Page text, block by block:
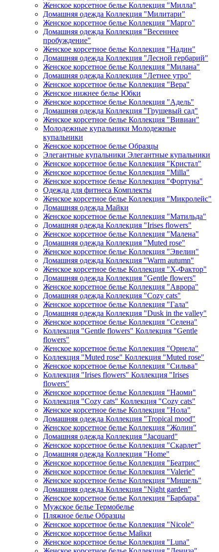
Женское корсетное белье Коллекция "Милла"
Домашняя одежда Коллекция "Милитари"
Женское корсетное белье Коллекция "Марго"
Домашняя одежда Коллекция "Весеннее
пробуждение"
Женское корсетное белье Коллекция "Надин"
Домашняя одежда Коллекция "Лесной гербарий"
Женское корсетное белье Коллекция "Милана"
Домашняя одежда Коллекция "Летнее утро"
Женское корсетное белье Коллекция "Вера"
Женское нижнее белье Юбки
Женское корсетное белье Коллекция "Адель"
Домашняя одежда Коллекция "Грушевый сад"
Женское корсетное белье Коллекция "Вивиан"
Молодежные купальники Молодежные
купальники
Женское корсетное белье Образцы
Элегантные купальники Элегантные купальники
Женское корсетное белье Коллекция "Кристал"
Женское корсетное белье Коллекция "Milla"
Женское корсетное белье Коллекция "Фортуна"
Одежда для фитнеса Комплекты
Женское корсетное белье Коллекция "Микролейс"
Домашняя одежда Майки
Женское корсетное белье Коллекция "Матильда"
Домашняя одежда Коллекция "Irises flowers"
Женское корсетное белье Коллекция "Малена"
Домашняя одежда Коллекция "Muted rose"
Женское корсетное белье Коллекция "Эвелин"
Домашняя одежда Коллекция "Warm autumn"
Женское корсетное белье Коллекция "Х-Фактор"
Домашняя одежда Коллекция "Gentle flowers"
Женское корсетное белье Коллекция "Аврора"
Домашняя одежда Коллекция "Cozy cats"
Женское корсетное белье Коллекция "Гала"
Домашняя одежда Коллекция "Dusk in the valley"
Женское корсетное белье Коллекция "Селена"
Коллекция "Gentle flowers" Коллекция "Gentle
flowers"
Женское корсетное белье Коллекция "Орнела"
Коллекция "Muted rose" Коллекция "Muted rose"
Женское корсетное белье Коллекция "Сильва"
Коллекция "Irises flowers" Коллекция "Irises
flowers"
Женское корсетное белье Коллекция "Наоми"
Коллекция "Cozy cats" Коллекция "Cozy cats"
Женское корсетное белье Коллекция "Нола"
Домашняя одежда Коллекция "Tropical mood"
Женское корсетное белье Коллекция "Жолин"
Домашняя одежда Коллекция "Jacquard"
Женское корсетное белье Коллекция "Скарлет"
Домашняя одежда Коллекция "Home"
Женское корсетное белье Коллекция "Беатрис"
Женское корсетное белье Коллекция "Valerie"
Женское корсетное белье Коллекция "Мишель"
Домашняя одежда Коллекция "Night garden"
Женское корсетное белье Коллекция "Барбара"
Мужское белье Термобелье
Пляжное белье Образцы
Женское корсетное белье Коллекция "Nicole"
Женское корсетное белье Майки
Женское корсетное белье Коллекция "Luna"